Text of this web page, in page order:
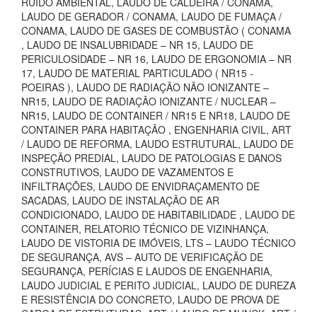
LAUDO DE GERADOR / CONAMA, LAUDO DE FUMAÇA /
CONAMA, LAUDO DE GASES DE COMBUSTÃO ( CONAMA
, LAUDO DE INSALUBRIDADE – NR 15, LAUDO DE
PERICULOSIDADE – NR 16, LAUDO DE ERGONOMIA – NR
17, LAUDO DE MATERIAL PARTICULADO ( NR15 -
POEIRAS ), LAUDO DE RADIAÇÃO NÃO IONIZANTE –
NR15, LAUDO DE RADIAÇÃO IONIZANTE / NUCLEAR –
NR15, LAUDO DE CONTAINER / NR15 E NR18, LAUDO DE
CONTAINER PARA HABITAÇÃO , ENGENHARIA CIVIL, ART
/ LAUDO DE REFORMA, LAUDO ESTRUTURAL, LAUDO DE
INSPEÇÃO PREDIAL, LAUDO DE PATOLOGIAS E DANOS
CONSTRUTIVOS, LAUDO DE VAZAMENTOS E
INFILTRAÇÕES, LAUDO DE ENVIDRAÇAMENTO DE
SACADAS, LAUDO DE INSTALAÇÃO DE AR
CONDICIONADO, LAUDO DE HABITABILIDADE , LAUDO DE
CONTAINER, RELATORIO TÉCNICO DE VIZINHANÇA,
LAUDO DE VISTORIA DE IMÓVEIS, LTS – LAUDO TÉCNICO
DE SEGURANÇA, AVS – AUTO DE VERIFICAÇÃO DE
SEGURANÇA, PERÍCIAS E LAUDOS DE ENGENHARIA,
LAUDO JUDICIAL E PERITO JUDICIAL, LAUDO DE DUREZA
E RESISTÊNCIA DO CONCRETO, LAUDO DE PROVA DE